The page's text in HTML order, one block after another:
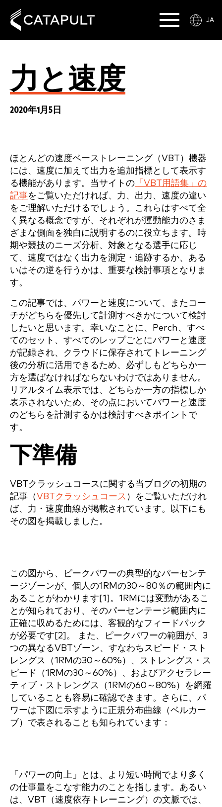
JA
力と速度
2020年1月5日
ほとんどの速度ベーストレーニング（VBT）機器
には、速度に加えて出力を追加指標として表示す
る機能があります。当サイトの 「VBT用語集」の
記事をご覧いただければ、力、出力、速度の違い
をご理解いただけるでしょう。これらはすべて全
く異なる概念ですが、それぞれが運動能力のさま
ざまな側面を独自に説明するのに役立ちます。時
期や競技のニーズ分析、対象となる選手に応じ
て、速度ではなく出力を測定・追跡するか、ある
いはその逆を行うかは、重要な検討事項となりま
す。
この記事では、パワーと速度について、またコー
チがどちらを優先して計測すべきかについて検討
したいと思います。幸いなことに、Perch、すべ
てのセット、すべてのレップごとにパワーと速度
が記録され、クラウドに保存されてトレーニング
後の分析に活用できるため、必ずしもどちらか一
方を選ばなければならないわけではありません。
リアルタイム表示では、どちらか一方の指標しか
表示されないため、その点においてパワーと速度
のどちらを計測するかは検討すべきポイントで
す。
下準備
VBTクラッシュコースに関する当ブログの初期の
記事（VBTクラッシュコース ）をご覧いただけれ
ば、力・速度曲線が掲載されています。以下にも
その図を掲載しました。
この図から、ピークパワーの典型的なパーセンテ
ージゾーンが、個人の1RMの30～80％の範囲内に
あることがわかります[1]。1RMには変動があるこ
とが知られており、そのパーセンテージ範囲内に
正確に収めるためには、客観的なフィードバック
が必要です[2]。 また、ピークパワーの範囲が、3
つの異なるVBTゾーン、すなわちスピード・スト
レングス（1RMの30～60%）、ストレングス・ス
ピード（1RMの30～60%）、およびアクセラレー
ティブ・ストレングス（1RMの60～80%）を網羅
していることも容易に確認できます。さらに、パ
ワーは下図に示すように正規分布曲線（ベルカー
ブ）で表されることも知られています：
「パワーの向上」とは、より短い時間でより多く
の仕事量をこなす能力のことを指します。あるい
は、VBT（速度依存トレーニング）の文脈では、